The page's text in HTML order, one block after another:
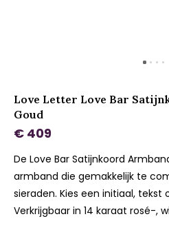
Love Letter Love Bar
Goud
€ 409
De Love Bar Satijnkoord
armband die gemakkelijk te
sieraden. Kies een initiaal,
Verkrijgbaar in 14 karaat rosé-,